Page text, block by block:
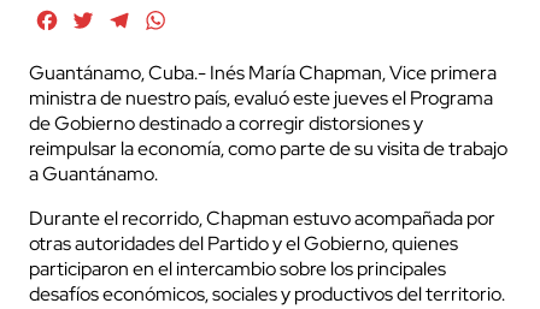
FacebookTwitterTelegram
Guantánamo, Cuba.- Inés María Chapman, Vice primera
ministra de nuestro país, evaluó este jueves el Programa
de Gobierno destinado a corregir distorsiones y
reimpulsar la economía, como parte de su visita de trabajo
a Guantánamo.
Durante el recorrido,Chapmanestuvo acompañada por
otras autoridades del Partido y el Gobierno, quienes
participaron en el intercambio sobre los principales
desafíos económicos, sociales y productivos del territorio.